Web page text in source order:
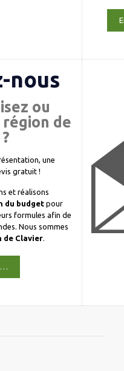
nous
ou
de
une
gratuit !
et réalisons
du budgetpour
formules afin de
Nous sommes
de Clavier.